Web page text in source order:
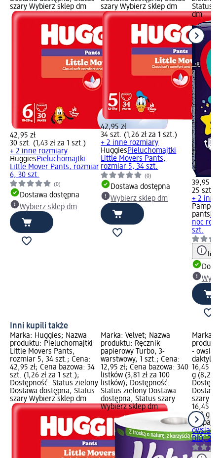
szary Wybierz sklep dm
42,95 zł
30 szt. (1,43 zł za 1 szt.)
+ 2 inne rozmiary
HuggiesPieluchomajtki
Little Mover Pants, rozmiar
6, 30 szt.
(0)
Dostawa dostępna
Wybierz sklep dm
szary Wybierz sklep dm
42,95 zł
34 szt. (1,26 zł za 1 szt.)
+ 2 inne rozmiary
HuggiesPieluchomajtki
Little Movers Pants,
rozmiar 5, 34 szt.
(0)
Dostawa dostępna
Wybierz sklep dm
Status
dm
39,95 zł
25 szt.
+ 2 inne
pants
noc
szt.
Inni kupili także
Marka: Huggies; Nazwa
produktu: Pieluchomajtki
Little Movers Pants,
rozmiar 5, 34 szt.; Cena:
42,95 zł; Cena bazowa: 34
szt. (1,26 zł za 1 szt.);
Dostępność: Status zielony
Dostawa dostępna, Status
szary Wybierz sklep dm
Marka: Velvet; Nazwa
produktu: Ręcznik
papierowy Turbo, 3-
warstwowy, 1 szt.; Cena:
12,95 zł; Cena bazowa: 340
listków (3,81 zł za 100
listków); Dostępność:
Status zielony Dostawa
dostępna, Status szary
Wybierz sklep dm
Marka:
-
16,45
g (8,23
szary
16,45 zł
200 g
Helpa
owsiana
BIO, 200